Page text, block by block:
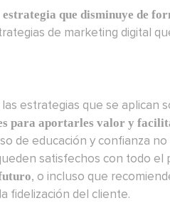
estrategia que disminuye de
de marketing digital
estrategias que se aplican
para aportarles valor y
de educación y confianza
satisfechos con todo el
, o incluso que
fidelización del cliente.